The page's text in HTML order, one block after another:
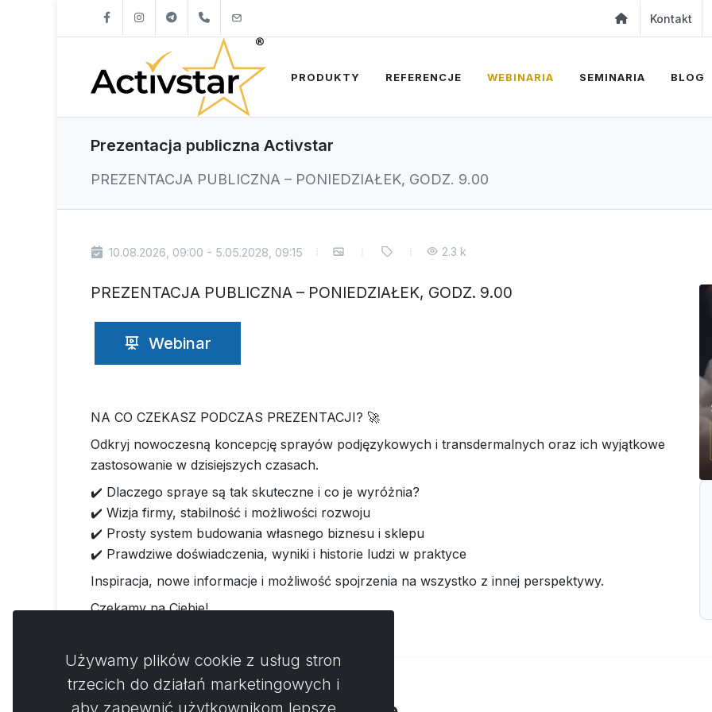
+421904262747 Kontakt
PRODUKTY REFERENCJE WEBINARIA SEMINARIA BLOG
Prezentacja publiczna Activstar
PREZENTACJA PUBLICZNA – PONIEDZIAŁEK, GODZ. 9.00
10.08.2026, 09:00 - 5.05.2028, 09:15 2.3 k
PREZENTACJA PUBLICZNA – PONIEDZIAŁEK, GODZ. 9.00
Webinar
NA CO CZEKASZ PODCZAS PREZENTACJI? 🚀
Odkryj nowoczesną koncepcję sprayów podjęzykowych i transdermalnych oraz ich wyjątkowe
zastosowanie w dzisiejszych czasach.
✔️ Dlaczego spraye są tak skuteczne i co je wyróżnia?
✔️ Wizja firmy, stabilność i możliwości rozwoju
✔️ Prosty system budowania własnego biznesu i sklepu
✔️ Prawdziwe doświadczenia, wyniki i historie ludzi w praktyce
Inspiracja, nowe informacje i możliwość spojrzenia na wszystko z innej perspektywy.
Czekamy na Ciebie!
Używamy plików cookie z usług stron
trzecich do działań marketingowych i
aby zapewnić użytkownikom lepsze